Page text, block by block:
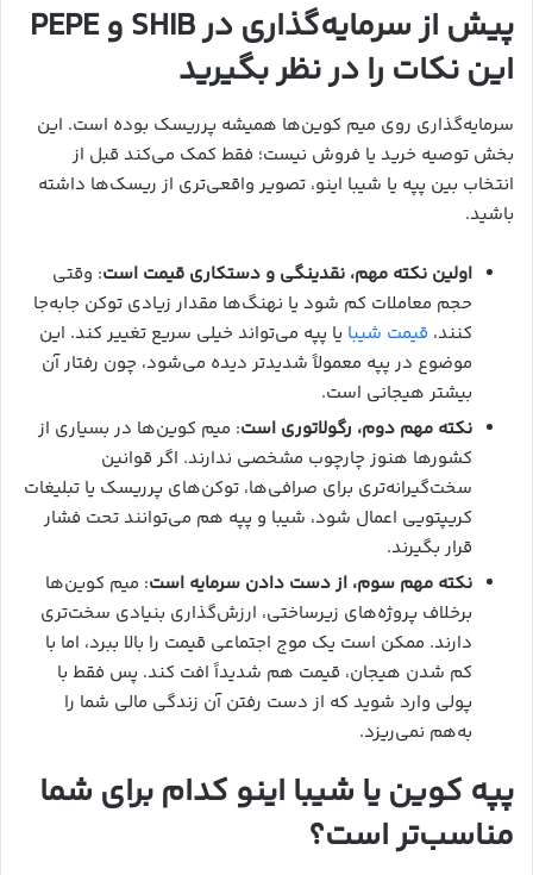
پیش از سرمایه‌گذاری در SHIB و PEPE
این نکات را در نظر بگیرید
سرمایه‌گذاری روی میم کوین‌ها همیشه پرریسک بوده است. این
بخش توصیه خرید یا فروش نیست؛ فقط کمک می‌کند قبل از
انتخاب بین پپه یا شیبا اینو، تصویر واقعی‌تری از ریسک‌ها داشته
باشید.
اولین نکته مهم، نقدینگی و دستکاری قیمت است: وقتی
حجم معاملات کم شود یا نهنگ‌ها مقدار زیادی توکن جابه‌جا
کنند، قیمت شیبا یا پپه می‌تواند خیلی سریع تغییر کند. این
موضوع در پپه معمولاً شدیدتر دیده می‌شود، چون رفتار آن
بیشتر هیجانی است.
نکته مهم دوم، رگولاتوری است: میم کوین‌ها در بسیاری از
کشورها هنوز چارچوب مشخصی ندارند. اگر قوانین
سخت‌گیرانه‌تری برای صرافی‌ها، توکن‌های پرریسک یا تبلیغات
کریپتویی اعمال شود، شیبا و پپه هم می‌توانند تحت فشار
قرار بگیرند.
نکته مهم سوم، از دست دادن سرمایه است: میم کوین‌ها
برخلاف پروژه‌های زیرساختی، ارزش‌گذاری بنیادی سخت‌تری
دارند. ممکن است یک موج اجتماعی قیمت را بالا ببرد، اما با
کم شدن هیجان، قیمت هم شدیداً افت کند. پس فقط با
پولی وارد شوید که از دست رفتن آن زندگی مالی شما را
به‌هم نمی‌ریزد.
پپه کوین یا شیبا اینو کدام برای شما
مناسب‌تر است؟